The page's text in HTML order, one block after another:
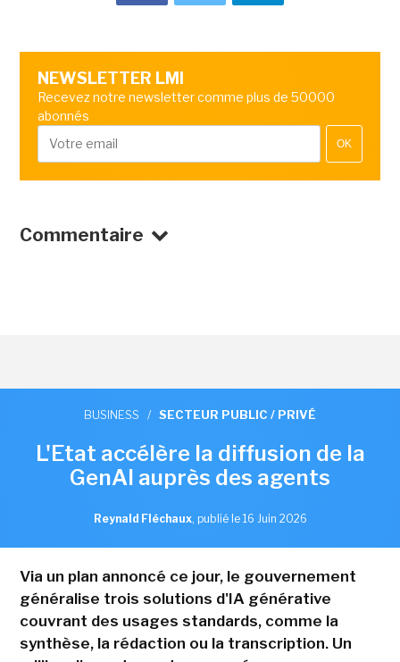
NEWSLETTER LMI
Recevez notre newsletter comme plus de 50000
abonnés
OK
Commentaire
BUSINESS / SECTEUR PUBLIC / PRIVÉ
L'Etat accélère la diffusion de la
GenAI auprès des agents
Reynald Fléchaux, publié le 16 Juin 2026
Via un plan annoncé ce jour, le gouvernement
généralise trois solutions d'IA générative
couvrant des usages standards, comme la
synthèse, la rédaction ou la transcription. Un